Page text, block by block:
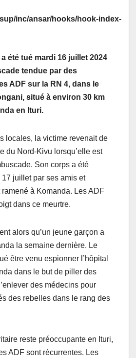
inc/ansar/hooks/hook-index-
été tué mardi 16 juillet 2024
tendue par des
ADF sur la RN 4, dans le
situé à environ 30 km
en Ituri.
locales, la victime revenait de
du Nord-Kivu lorsqu’elle est
Son corps a été
juillet par ses amis et
à Komanda. Les ADF
dans ce meurtre.
alors qu’un jeune garçon a
la semaine dernière. Le
être venu espionner l’hôpital
dans le but de piller des
des médecins pour
des rebelles dans le rang des
reste préoccupante en Ituri,
ADF sont récurrentes. Les